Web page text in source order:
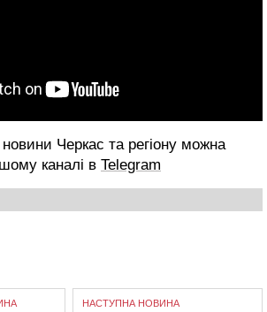
новини Черкас та регіону можна
каналі в Telegram
НАСТУПНА НОВИНА